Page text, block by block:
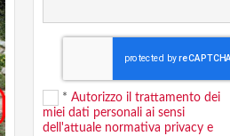
* Autorizzo il trattamento dei
miei dati personali ai sensi
dell'attuale normativa privacy e